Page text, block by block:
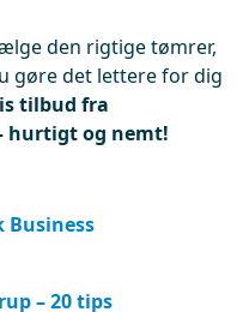
den rigtige tømrer,
gøre det lettere for dig
tilbud fra
hurtigt og nemt!
Business
– 20 tips